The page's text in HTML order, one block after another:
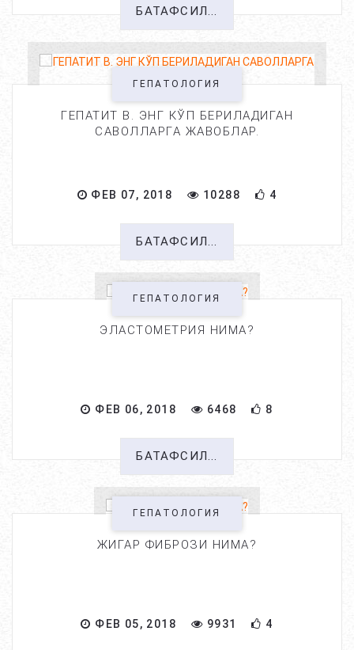
БАТАФСИЛ...
ГЕПАТОЛОГИЯ
ГЕПАТИТ B. ЭНГ КЎП БЕРИЛАДИГАН
САВОЛЛАРГА ЖАВОБЛАР.
ФЕВ 07, 2018 10288 4
БАТАФСИЛ...
ГЕПАТОЛОГИЯ
ЭЛАСТОМЕТРИЯ НИМА?
ФЕВ 06, 2018 6468 8
БАТАФСИЛ...
ГЕПАТОЛОГИЯ
ЖИГАР ФИБРОЗИ НИМА?
ФЕВ 05, 2018 9931 4